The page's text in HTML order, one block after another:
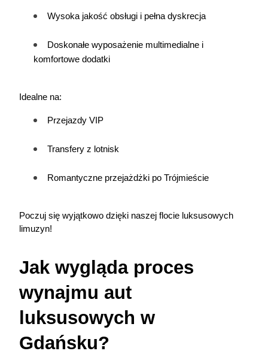
Wysoka jakość obsługi i pełna dyskrecja
Doskonałe wyposażenie multimedialne i
komfortowe dodatki
Idealne na:
Przejazdy VIP
Transfery z lotnisk
Romantyczne przejażdżki po Trójmieście
Poczuj się wyjątkowo dzięki naszej flocie luksusowych
limuzyn!
Jak wygląda proces
wynajmu aut
luksusowych w
Gdańsku?